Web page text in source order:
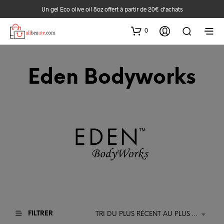
Un gel Eco olive oil 8oz offert à partir de 20€ d‘achats
0
Eden Bodyworks
FILTRER TRI DU PLUS RÉCENT AU PLUS ANCIEN